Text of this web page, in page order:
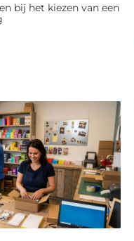
bij het kiezen van een